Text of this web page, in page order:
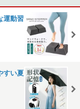
運動習
すい夏